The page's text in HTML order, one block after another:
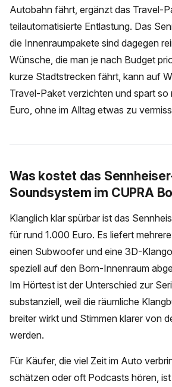
Autobahn fährt, ergänzt das Travel-
teilautomatisierte Entlastung. Das
die Innenraumpakete sind dagegen
Wünsche, die man je nach Budget
kurze Stadtstrecken fährt, kann auf
Travel-Paket verzichten und spart so
Euro, ohne im Alltag etwas zu
Was kostet das
Soundsystem im CUPRA
Klanglich klar spürbar ist das
für rund 1.000 Euro. Es liefert
einen Subwoofer und eine 3D-
speziell auf den Born-Innenraum
Im Hörtest ist der Unterschied zur
substanziell, weil die räumliche
breiter wirkt und Stimmen klarer von
werden.
Für Käufer, die viel Zeit im Auto
schätzen oder oft Podcasts hören,